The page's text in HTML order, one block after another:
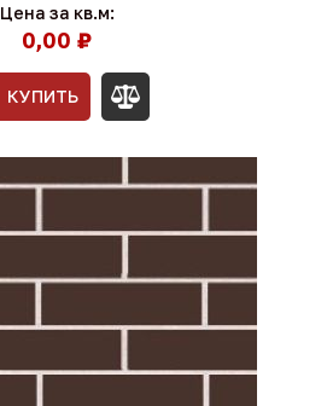
Цена за кв.м:
0,00 ₽
КУПИТЬ